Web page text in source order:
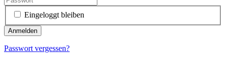
Eingeloggt bleiben
Passwort vergessen?